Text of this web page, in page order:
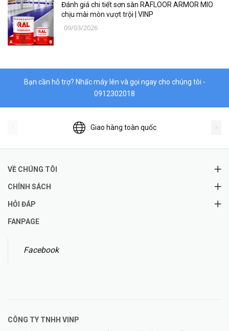
Linh, Phụ Kiện Công Nghiệp Nặng
Hóa chất
Đánh giá chi tiết sơn sàn RAFLOOR ARMOR MIO
chịu mài mòn vượt trội | VINP
09/03/2026
Bạn cần hỗ trợ? Nhấc máy lên và gọi ngay cho chúng tôi -
0912302018
Giao hàng toàn quốc
VỀ CHÚNG TÔI
CHÍNH SÁCH
HỎI ĐÁP
FANPAGE
Facebook
CÔNG TY TNHH VINP